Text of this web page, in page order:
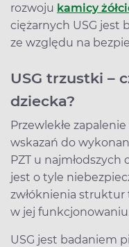
rozwoju kamicy
ciężarnych USG jest
ze względu na
USG trzustki –
dziecka?
Przewlekłe
wskazań do
PZT u najmłodszych
jest o tyle
zwłóknienia
w jej
USG jest badaniem